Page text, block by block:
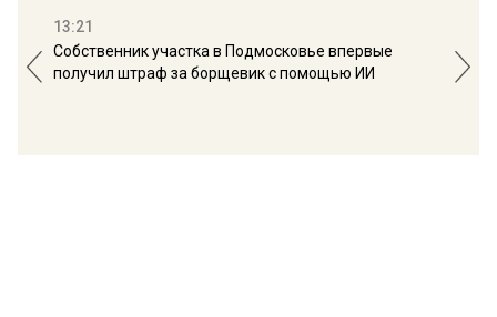
13:21
Собственник участка в Подмосковье впервые
получил штраф за борщевик с помощью ИИ